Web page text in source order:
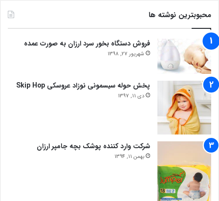
محبوبترین نوشته ها
فروش دستگاه بخور سرد ارزان به صورت عمده
شهریور 27, 1398
پخش حوله سیسمونی نوزاد عروسکی Skip Hop
دی 11, 1397
شرکت وارد کننده پوشک بچه جامپر ارزان
بهمن 11, 1394